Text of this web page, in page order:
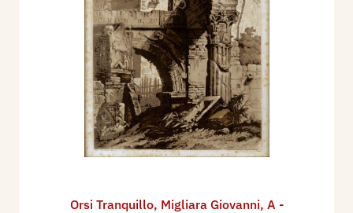
Orsi Tranquillo, Migliara Giovanni, A -